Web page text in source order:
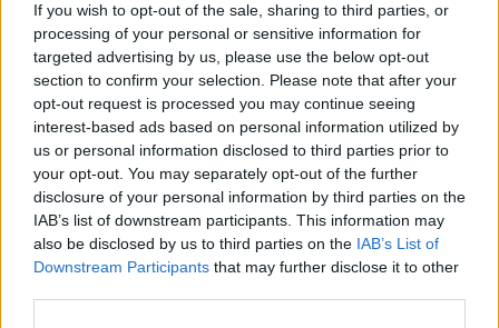
If you wish to opt-out of the sale, sharing to third parties, or
processing of your personal or sensitive information for
targeted advertising by us, please use the below opt-out
section to confirm your selection. Please note that after your
opt-out request is processed you may continue seeing
interest-based ads based on personal information utilized by
us or personal information disclosed to third parties prior to
your opt-out. You may separately opt-out of the further
disclosure of your personal information by third parties on the
IAB’s list of downstream participants. This information may
also be disclosed by us to third parties on the IAB’s List of
Downstream Participants that may further disclose it to other